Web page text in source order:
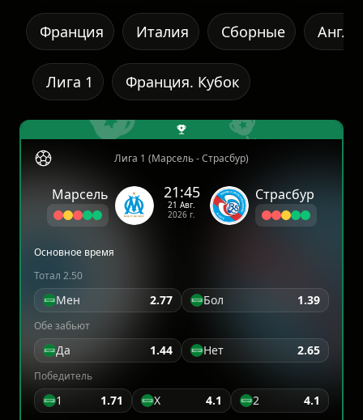
Италия Сборные
Франция
Лига 1 Франция. Кубок
Лига 1 (Марсель - Страсбур)
Марсель 21:45
21 Авг.
2026 г.
Страсбур
Основное время
Тотал 2.50
Мен 2.77 Бол 1.39
Обе забьют
Да 1.44 Нет 2.65
Победитель
1 1.71 X 4.1 2 4.1